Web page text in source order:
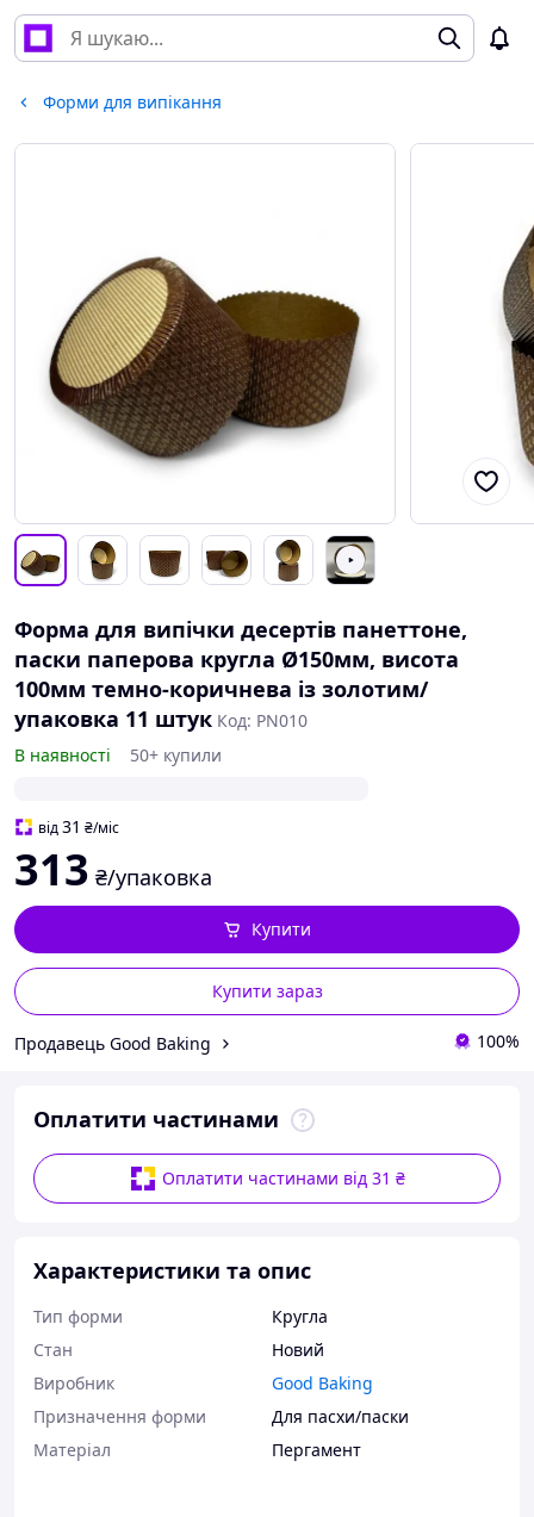
Форми для випікання
Форма для випічки десертів панеттоне,
паски паперова кругла Ø150мм, висота
100мм темно-коричнева із золотим/
упаковка 11 штук Код: PN010
В наявності
50+ купили
від31 ₴/міс
313 ₴/упаковка
Купити зараз
Купити
Продавець Good Baking 100%
Оплатити частинами
Оплатити частинами від 31 ₴
Характеристики та опис
Тип форми
Кругла
Стан
Новий
Виробник
Good Baking
Призначення форми
Для пасхи/паски
Матеріал
Пергамент